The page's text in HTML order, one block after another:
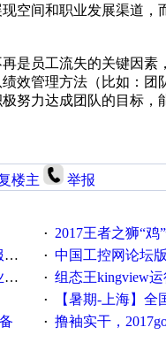
空间和职业发展渠道
是员工流失的关键因
效管理方法（比如：
努力达成团队的目标，
楼主 举报
· 2017王者之狮“鸡”情签到帖！
· 中国工控网论坛版块
· 组态王kingview
· 【暑期-上海】全国工业4.0&
· 撸袖实干，2017gongkong®第二